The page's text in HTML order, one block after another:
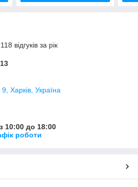
відгуків за рік
Харків, Україна
10:00 до 18:00
роботи